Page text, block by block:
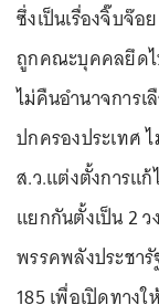
ซึ่งเป็นเรื่องจิ๊บจ๊อ
ถูกคณะบุคคลยึดไ
ไม่คืนอำนาจการ
ปกครองประเทศ
ส.ว.แต่งตั้งการแ
แยกกันตั้งเป็น 2 ว
พรรคพลังประชารั
185 เพื่อเปิดทาง